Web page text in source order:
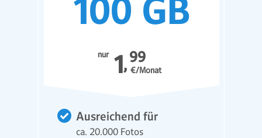
nur 1 99
€/Monat
Ausreichend für
ca. 20.000 Fotos